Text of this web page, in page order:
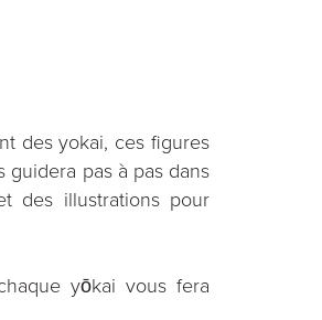
des yokai, ces figures
guidera pas à pas dans
des illustrations pour
yōkai vous fera